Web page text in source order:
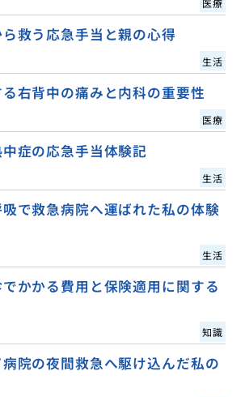
救う応急手当と親の心得
生活
右背中の痛みと内科の重要性
医療
症の応急手当体験記
生活
で救急病院へ運ばれた私の体験
生活
かかる費用と保険適用に関する
知識
院の夜間救急へ駆け込んだ私の